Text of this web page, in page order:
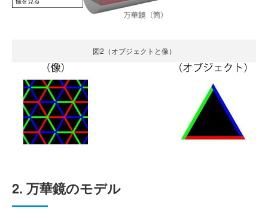
図2（オブジェクトと像）
2. 万華鏡のモデル